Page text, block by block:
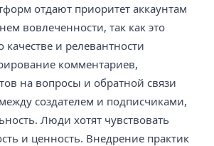
отдают приоритет аккаунтам
вовлеченности, так как это
качестве и релевантности
комментариев,
на вопросы и обратной связи
создателем и подписчиками,
Люди хотят чувствовать
и ценность. Внедрение практик